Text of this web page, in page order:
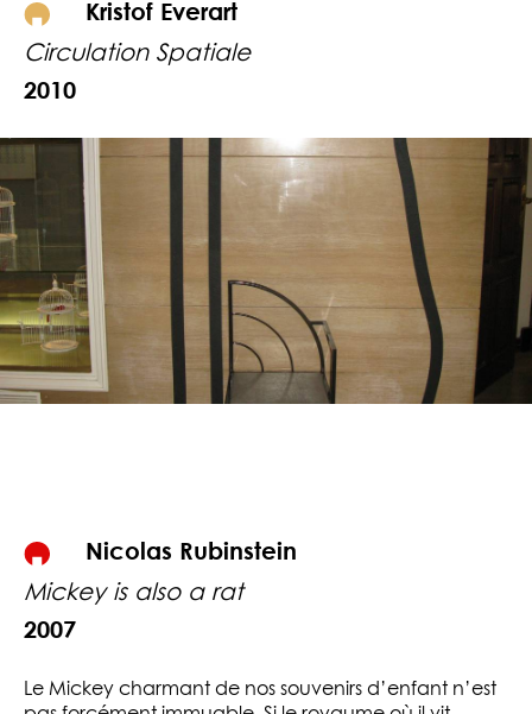
Kristof Everart
Circulation Spatiale
2010
Nicolas Rubinstein
Mickey is also a rat
2007
Le Mickey charmant de nos souvenirs d’enfant n’est